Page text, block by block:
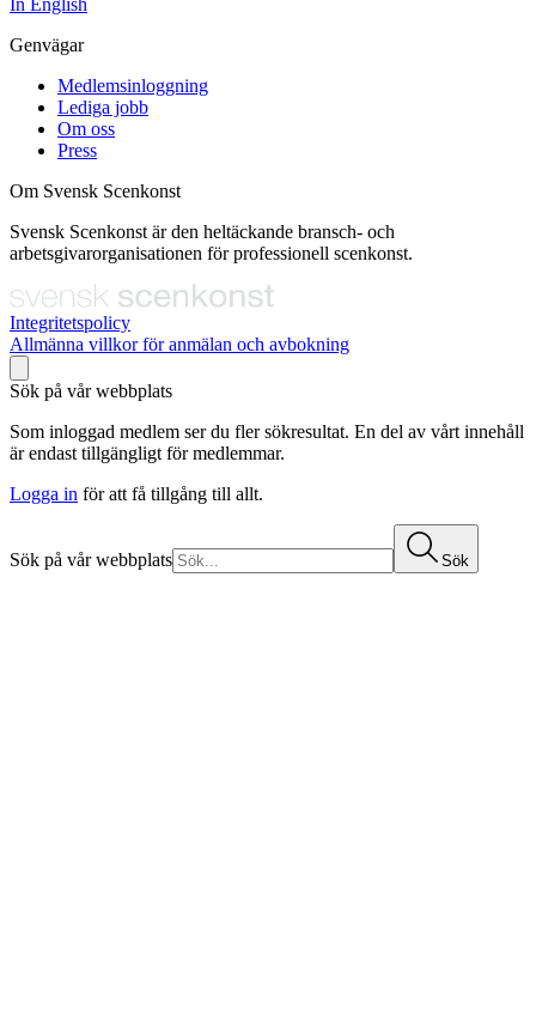
Genvägar
Medlemsinloggning
Lediga jobb
Om oss
Press
Om Svensk Scenkonst
Svensk Scenkonst är den heltäckande bransch- och
arbetsgivarorganisationen för professionell scenkonst.
Integritetspolicy
Allmänna villkor för anmälan och avbokning
Sök på vår webbplats
Som inloggad medlem ser du fler sökresultat. En del av vårt innehåll
är endast tillgängligt för medlemmar.
Logga in för att få tillgång till allt.
Sök på vår webbplats Sök